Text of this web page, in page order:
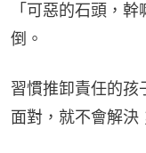
「可惡的石頭，
倒。
習慣推卸責任的孩
面對，就不會解決